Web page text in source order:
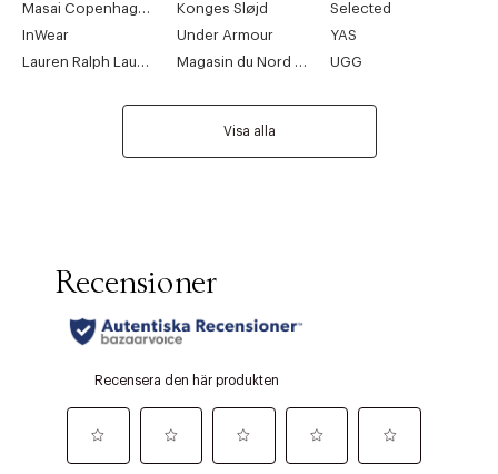
Masai Copenhagen
Konges Sløjd
Selected
InWear
Under Armour
YAS
Lauren Ralph Lauren
Magasin du Nord Collection UGG
Visa alla